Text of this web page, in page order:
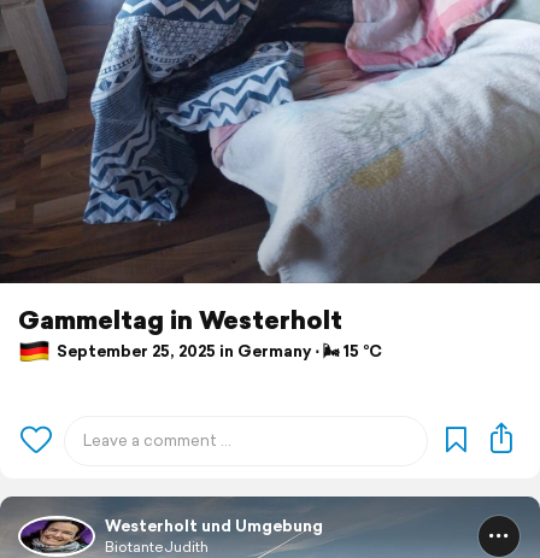
Gammeltag in Westerholt
September 25, 2025 in Germany ⋅ 🌬 15 °C
Westerholt und Umgebung
BiotanteJudith